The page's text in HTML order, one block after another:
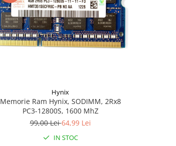
Hynix
Memorie Ram Hynix, SODIMM, 2Rx8
PC3-12800S, 1600 MhZ
99,00 Lei64,99 Lei
IN STOC